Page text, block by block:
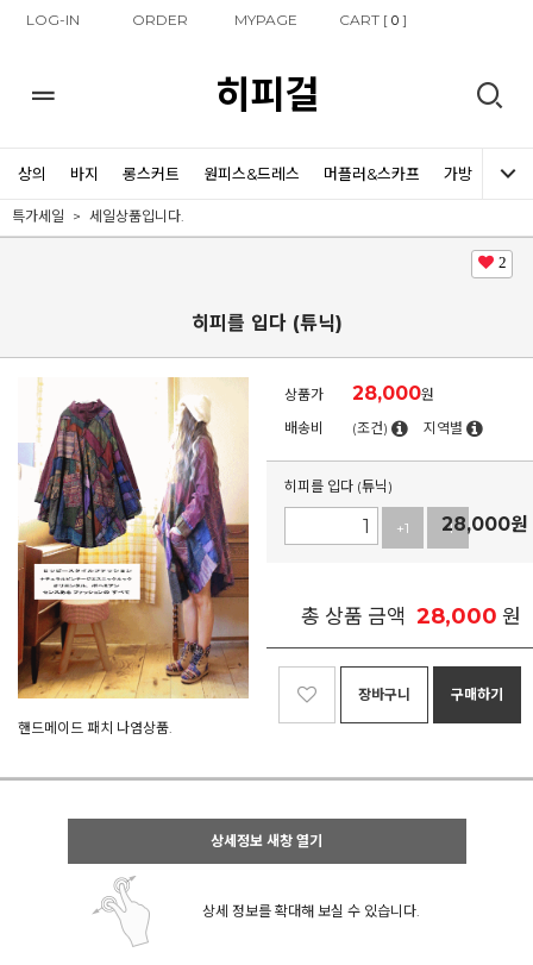
LOG-IN ORDER MYPAGE CART [0 ]
히피걸
상의 바지 롱스커트 원피스&드레스 머플러&스카프 가방 신발
특가세일 세일상품입니다.
2
히피를 입다 (튜닉)
핸드메이드 패치 나염상품.
상품가 28,000원
배송비
(조건) 지역별
히피를 입다 (튜닉)
+1 -1
28,000원
총 상품 금액 28,000 원
장바구니 구매하기
상세정보 새창 열기
상세 정보를 확대해 보실 수 있습니다.